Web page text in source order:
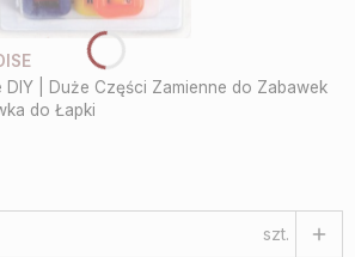
DIY | Duże Części Zamienne do Zabawek
| Zabawka do Łapki
szt.